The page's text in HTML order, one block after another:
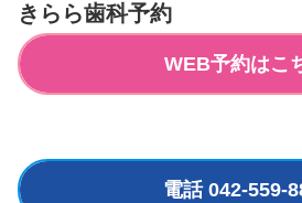
きらら歯科予約
WEB予約はこ
電話 042-559-